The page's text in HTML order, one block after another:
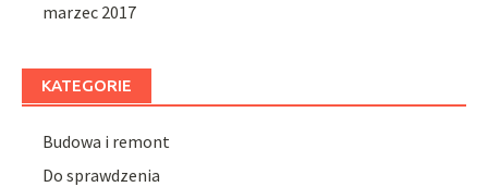
marzec 2017
KATEGORIE
Budowa i remont
Do sprawdzenia